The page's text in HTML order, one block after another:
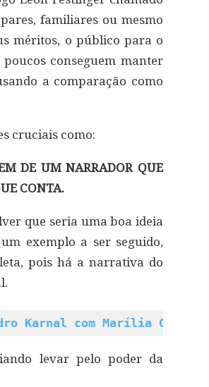
familiares ou mesmo
méritos, o público para o
conseguem manter
a comparação como
cruciais como:
DE UM NARRADOR QUE
CONTA.
que seria uma boa ideia
exemplo a ser seguido,
pois há a narrativa do
Karnal com Marília Gabriela
levar pelo poder da